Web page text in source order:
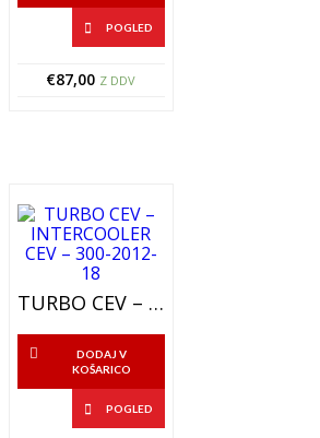
POGLED
€87,00 Z DDV
TURBO CEV – INTERCOOLER CEV – 300-2012-18
DODAJ V
KOŠARICO
POGLED